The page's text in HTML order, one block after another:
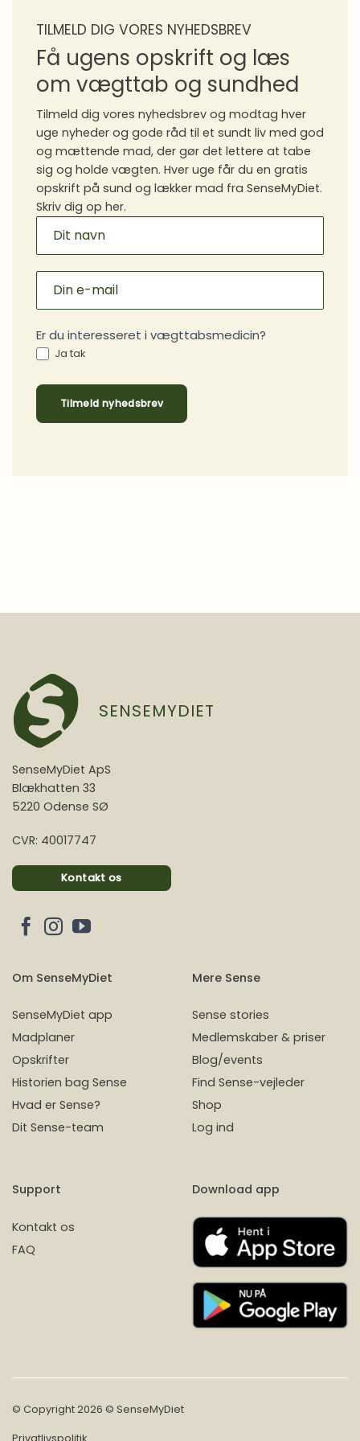
Dag 20 Dag 20 Tjek dit væskeindtag
Dag 21 Sæt tre mål
TILMELD DIG VORES NYHEDSBREV
Få ugens opskrift og læs
om vægttab og sundhed
Tilmeld dig vores nyhedsbrev og modtag hver
uge nyheder og gode råd til et sundt liv med god
og mættende mad, der gør det lettere at tabe
sig og holde vægten. Hver uge får du en gratis
opskrift på sund og lækker mad fra SenseMyDiet.
Skriv dig op her.
MAILCHIMP
SIGNUP
Er du interesseret i vægttabsmedicin?
Ja tak
Tilmeld nyhedsbrev
SENSEMYDIET
SenseMyDiet ApS
Blækhatten 33
5220 Odense SØ
CVR: 40017747
Kontakt os
Om SenseMyDiet
SenseMyDiet app
Madplaner
Opskrifter
Historien bag Sense
Hvad er Sense?
Dit Sense-team
Mere Sense
Sense stories
Medlemskaber & priser
Blog/events
Find Sense-vejleder
Shop
Log ind
Support
Kontakt os
FAQ
Download app
© Copyright 2026 © SenseMyDiet